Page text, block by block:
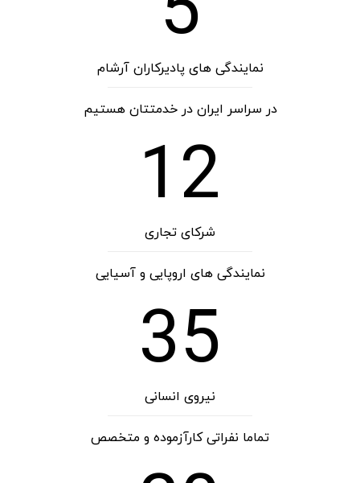
نمایندگی های پادیرکاران آرشام
در سراسر ایران در خدمتتان هستیم
12
شرکای تجاری
نمایندگی های اروپایی و آسیایی
35
نیروی انسانی
تماما نفراتی کارآزموده و متخصص